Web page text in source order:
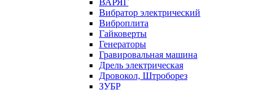
ВАРЯГ
Вибратор электрический
Виброплита
Гайковерты
Генераторы
Гравировальная машина
Дрель электрическая
Дровокол, Штроборез
ЗУБР